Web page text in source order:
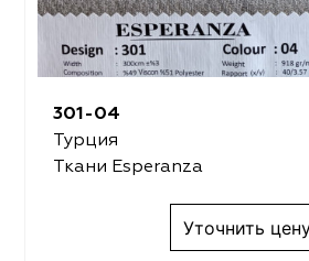
301-04
Турция
Ткани Esperanza
Уточнить